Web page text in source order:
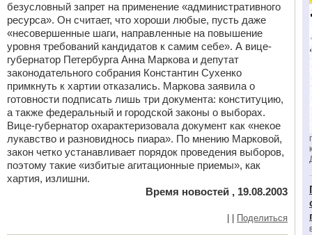
безусловный запрет на применение «административного
ресурса». Он считает, что хороши любые, пусть даже
«несовершенные шаги, направленные на повышение
уровня требований кандидатов к самим себе». А вице-
губернатор Петербурга Анна Маркова и депутат
законодательного собрания Константин Сухенко
примкнуть к хартии отказались. Маркова заявила о
готовности подписать лишь три документа: конституцию,
а также федеральный и городской законы о выборах.
Вице-губернатор охарактеризовала документ как «некое
лукавство и разновиднось пиара». По мнению Марковой,
закон четко устанавливает порядок проведения выборов,
поэтому такие «избитые агитационные приемы», как
хартия, излишни.
Время новостей , 19.08.2003
Поделиться